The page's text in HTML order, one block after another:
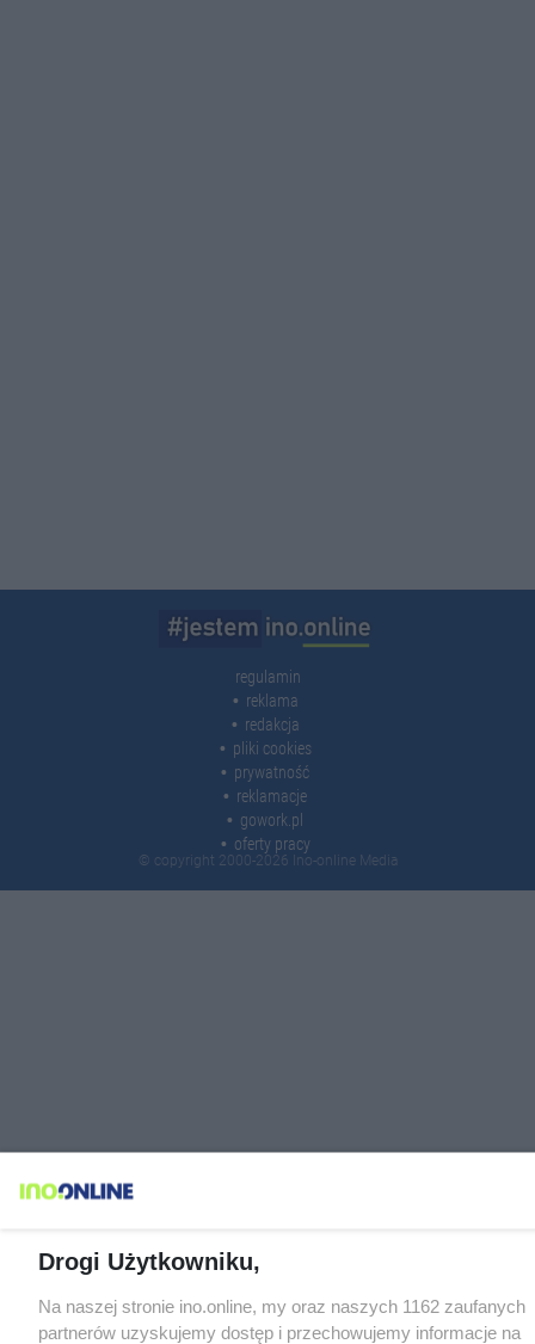
regulamin
reklama
redakcja
pliki cookies
prywatność
reklamacje
gowork.pl
oferty pracy
© copyright 2000-2026 Ino-online Media
Drogi Użytkowniku,
Na naszej stronie ino.online, my oraz naszych 1162 zaufanych
partnerów uzyskujemy dostęp i przechowujemy informacje na